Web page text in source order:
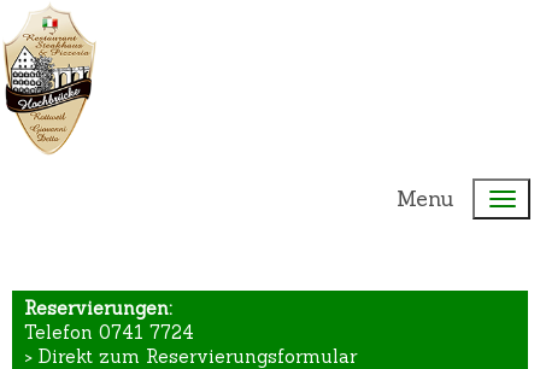
Menu
Reservierungen:
Telefon 0741 7724
> Direkt zum Reservierungsformular